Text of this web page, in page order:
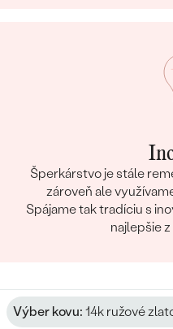
Šperkárstvo je stále
zároveň ale
Spájame tak tradíciu s
najlepšie
Výber kovu: 14k ružové